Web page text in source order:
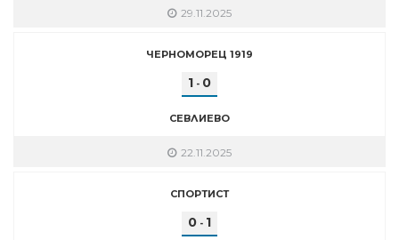
29.11.2025
ЧЕРНОМОРЕЦ 1919
1 - 0
СЕВЛИЕВО
22.11.2025
СПОРТИСТ
0 - 1